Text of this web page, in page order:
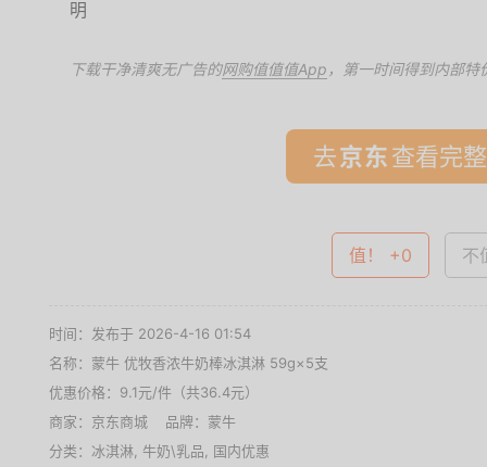
下载干净清爽无广告的网购值值值App ，第一时间得到内部特
去 查看完
值！ +0 不
时间：发布于 2026-4-16 01:54
名称： 蒙牛 优牧香浓牛奶棒冰淇淋 59g×5支
优惠价格： 9.1元/件（共36.4元）
商家： 京东商城 品牌： 蒙牛
分类： 冰淇淋 牛奶\乳品
国内优惠